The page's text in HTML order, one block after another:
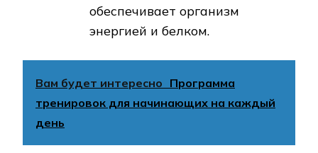
обеспечивает организм
энергией и белком.
Вам будет интересно Программа
тренировок для начинающих на каждый
день